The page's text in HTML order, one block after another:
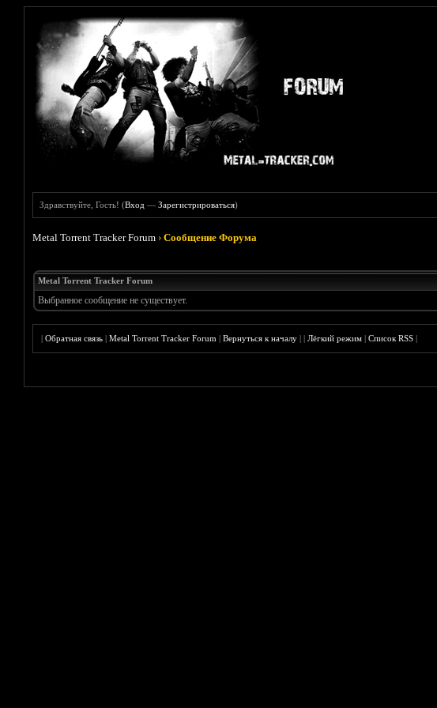
Здравствуйте, Гость! (Вход —Зарегистрироваться)
Metal Torrent Tracker Forum ›Сообщение Форума
Metal Torrent Tracker Forum
Выбранное сообщение не существует.
|Обратная связь |Metal Torrent Tracker Forum |Вернуться к началу ||Лёгкий режим |Список RSS |